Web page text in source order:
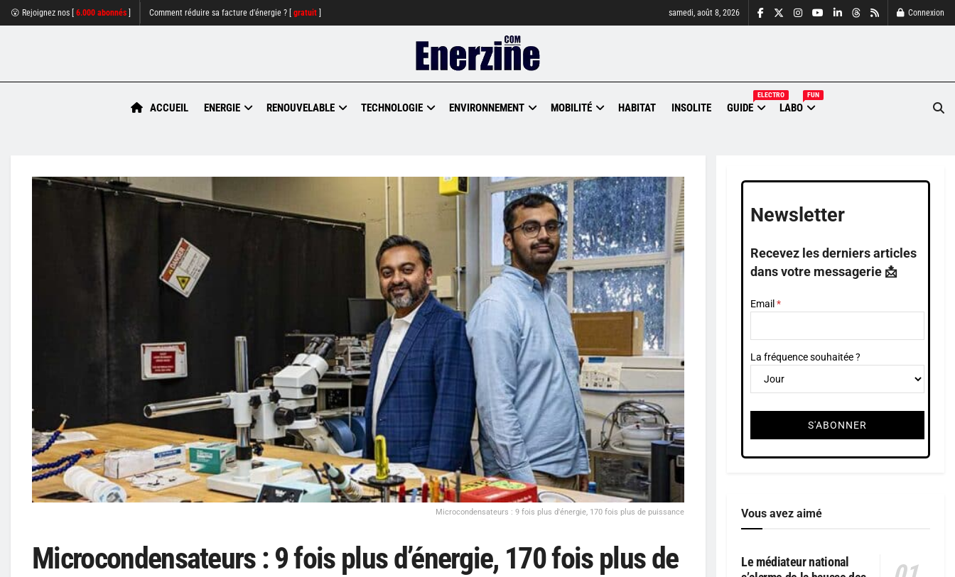
😮 Rejoignez nos [ 6.000 abonnés Comment réduire sa facture d'énergie ? [ gratuit samedi, août 8, 2026 Connexion
ACCUEIL ENERGIE RENOUVELABLE TECHNOLOGIE ENVIRONNEMENT MOBILITÉ HABITAT INSOLITE GUIDE
ELECTRO
LABO
FUN
Microcondensateurs : 9 fois plus d'énergie, 170 fois plus de puissance
Microcondensateurs : 9 fois plus d’énergie, 170 fois plus de
Newsletter
Recevez les derniers articles
dans votre messagerie 📩
Email
La fréquence souhaitée ?
Vous avez aimé
Le médiateur national